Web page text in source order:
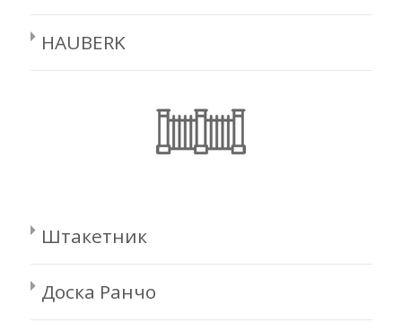
HAUBERK
Штакетник
Доска Ранчо